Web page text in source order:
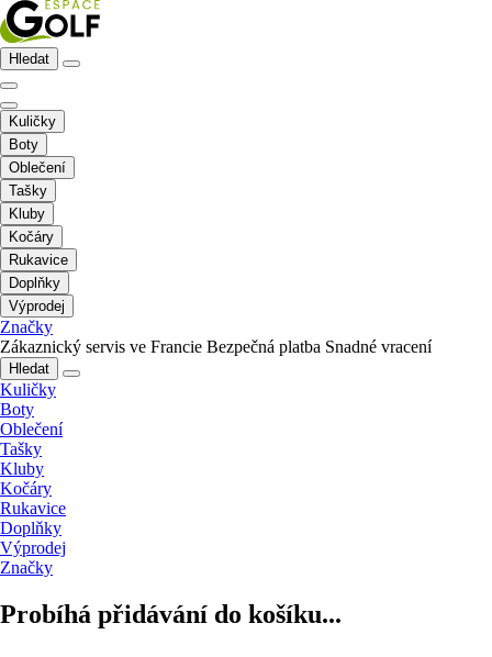
Hledat
Kuličky
Boty
Oblečení
Tašky
Kluby
Kočáry
Rukavice
Doplňky
Výprodej
Značky
Zákaznický servis ve Francie Bezpečná platba Snadné vracení
Hledat
Kuličky
Boty
Oblečení
Tašky
Kluby
Kočáry
Rukavice
Doplňky
Výprodej
Značky
Probíhá přidávání do košíku...